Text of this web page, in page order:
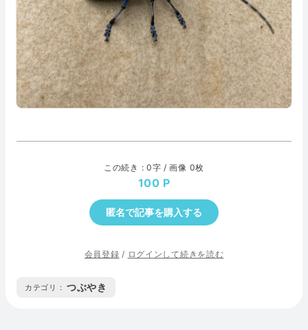
この続き : 0字 / 画像 0枚
100
匿名で記事を購入する
会員登録 / ログインして続きを読む
カテゴリ : つぶやき